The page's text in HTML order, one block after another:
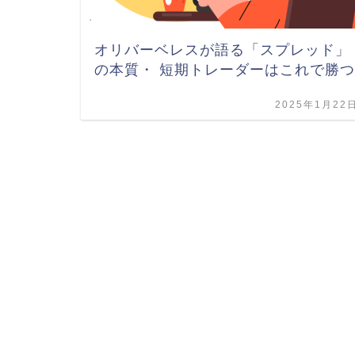
オリバーベレスが語る「スプレッド」
の本質・ 短期トレーダーはこれで勝つ
2025年1月22